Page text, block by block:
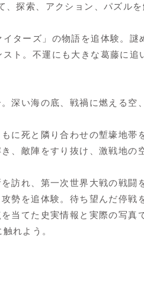
探索、アクション、パズルを
ターズ」の物語を追体験。
ト。不運にも大きな葛藤に
深い海の底、戦禍に燃える空
に死と隣り合わせの塹壕地帯
、敵陣をすり抜け、激戦地の
訪れ、第一次世界大戦の戦闘
勢を追体験。待ち望んだ停戦
当てた史実情報と実際の写真
れよう。